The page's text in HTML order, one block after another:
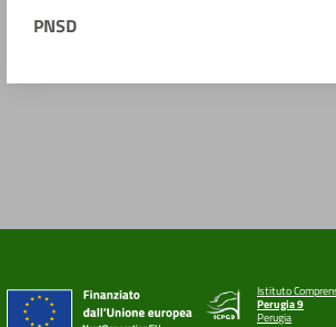
PNSD
Istituto
Perugia 9
Perugia